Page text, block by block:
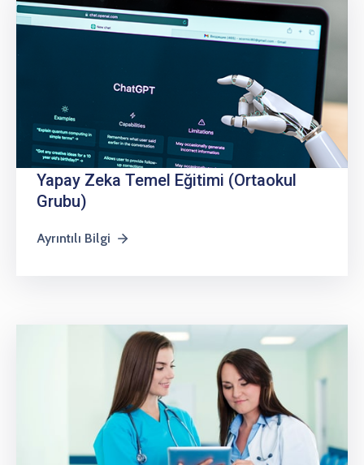
Yapay Zeka Temel Eğitimi (Ortaokul
Grubu)
Ayrıntılı Bilgi